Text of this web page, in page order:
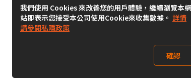
我們使用 Cookies 來改善您的用戶體驗，繼續瀏覽本網
站即表示您接受本公司使用Cookie來收集數據。 詳情
請參閱私隱政策
確認